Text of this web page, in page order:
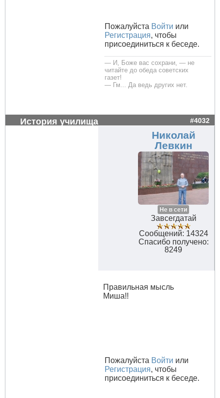
Пожалуйста Войти или
Регистрация, чтобы
присоединиться к беседе.
— И, Боже вас сохрани, — не
читайте до обеда советских
газет!
— Гм... Да ведь других нет.
История училища #4032
Николай
Левкин
Не в сети
Завсегдатай
Сообщений: 14324
Спасибо получено:
8249
Правильная мысль
Миша!!
Пожалуйста Войти или
Регистрация, чтобы
присоединиться к беседе.